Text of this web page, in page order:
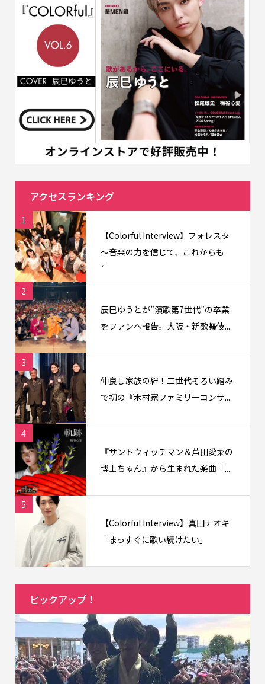
アクセスランキング
1
【Colorful Interview】フォレスタ
〜音楽の力を信じて、これからも
信...
2
辰巳ゆうとが”演歌第7世代”の卒業
をファンへ報告。大阪・新歌舞伎...
3
仲良し家族の絆！二世代そろい踏み
で初の『木村家ファミリーコンサ...
4
『サンドウィッチマン＆芦田愛菜の
博士ちゃん』から生まれた楽曲「...
5
【Colorful Interview】真田ナオキ
「まっすぐに歌い続けたい」
ピックアップ！